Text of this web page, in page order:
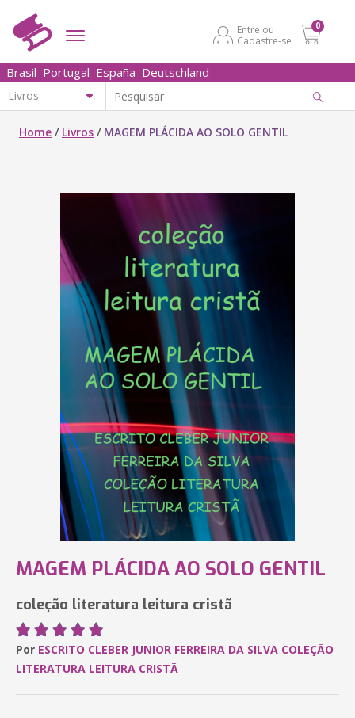
Entre ou
Cadastre-se
0
Brasil Portugal España Deutschland
Home / Livros / MAGEM PLÁCIDA AO SOLO GENTIL
MAGEM PLÁCIDA AO SOLO GENTIL
coleção literatura leitura cristã
Por ESCRITO CLEBER JUNIOR FERREIRA DA SILVA COLEÇÃO
LITERATURA LEITURA CRISTÃ